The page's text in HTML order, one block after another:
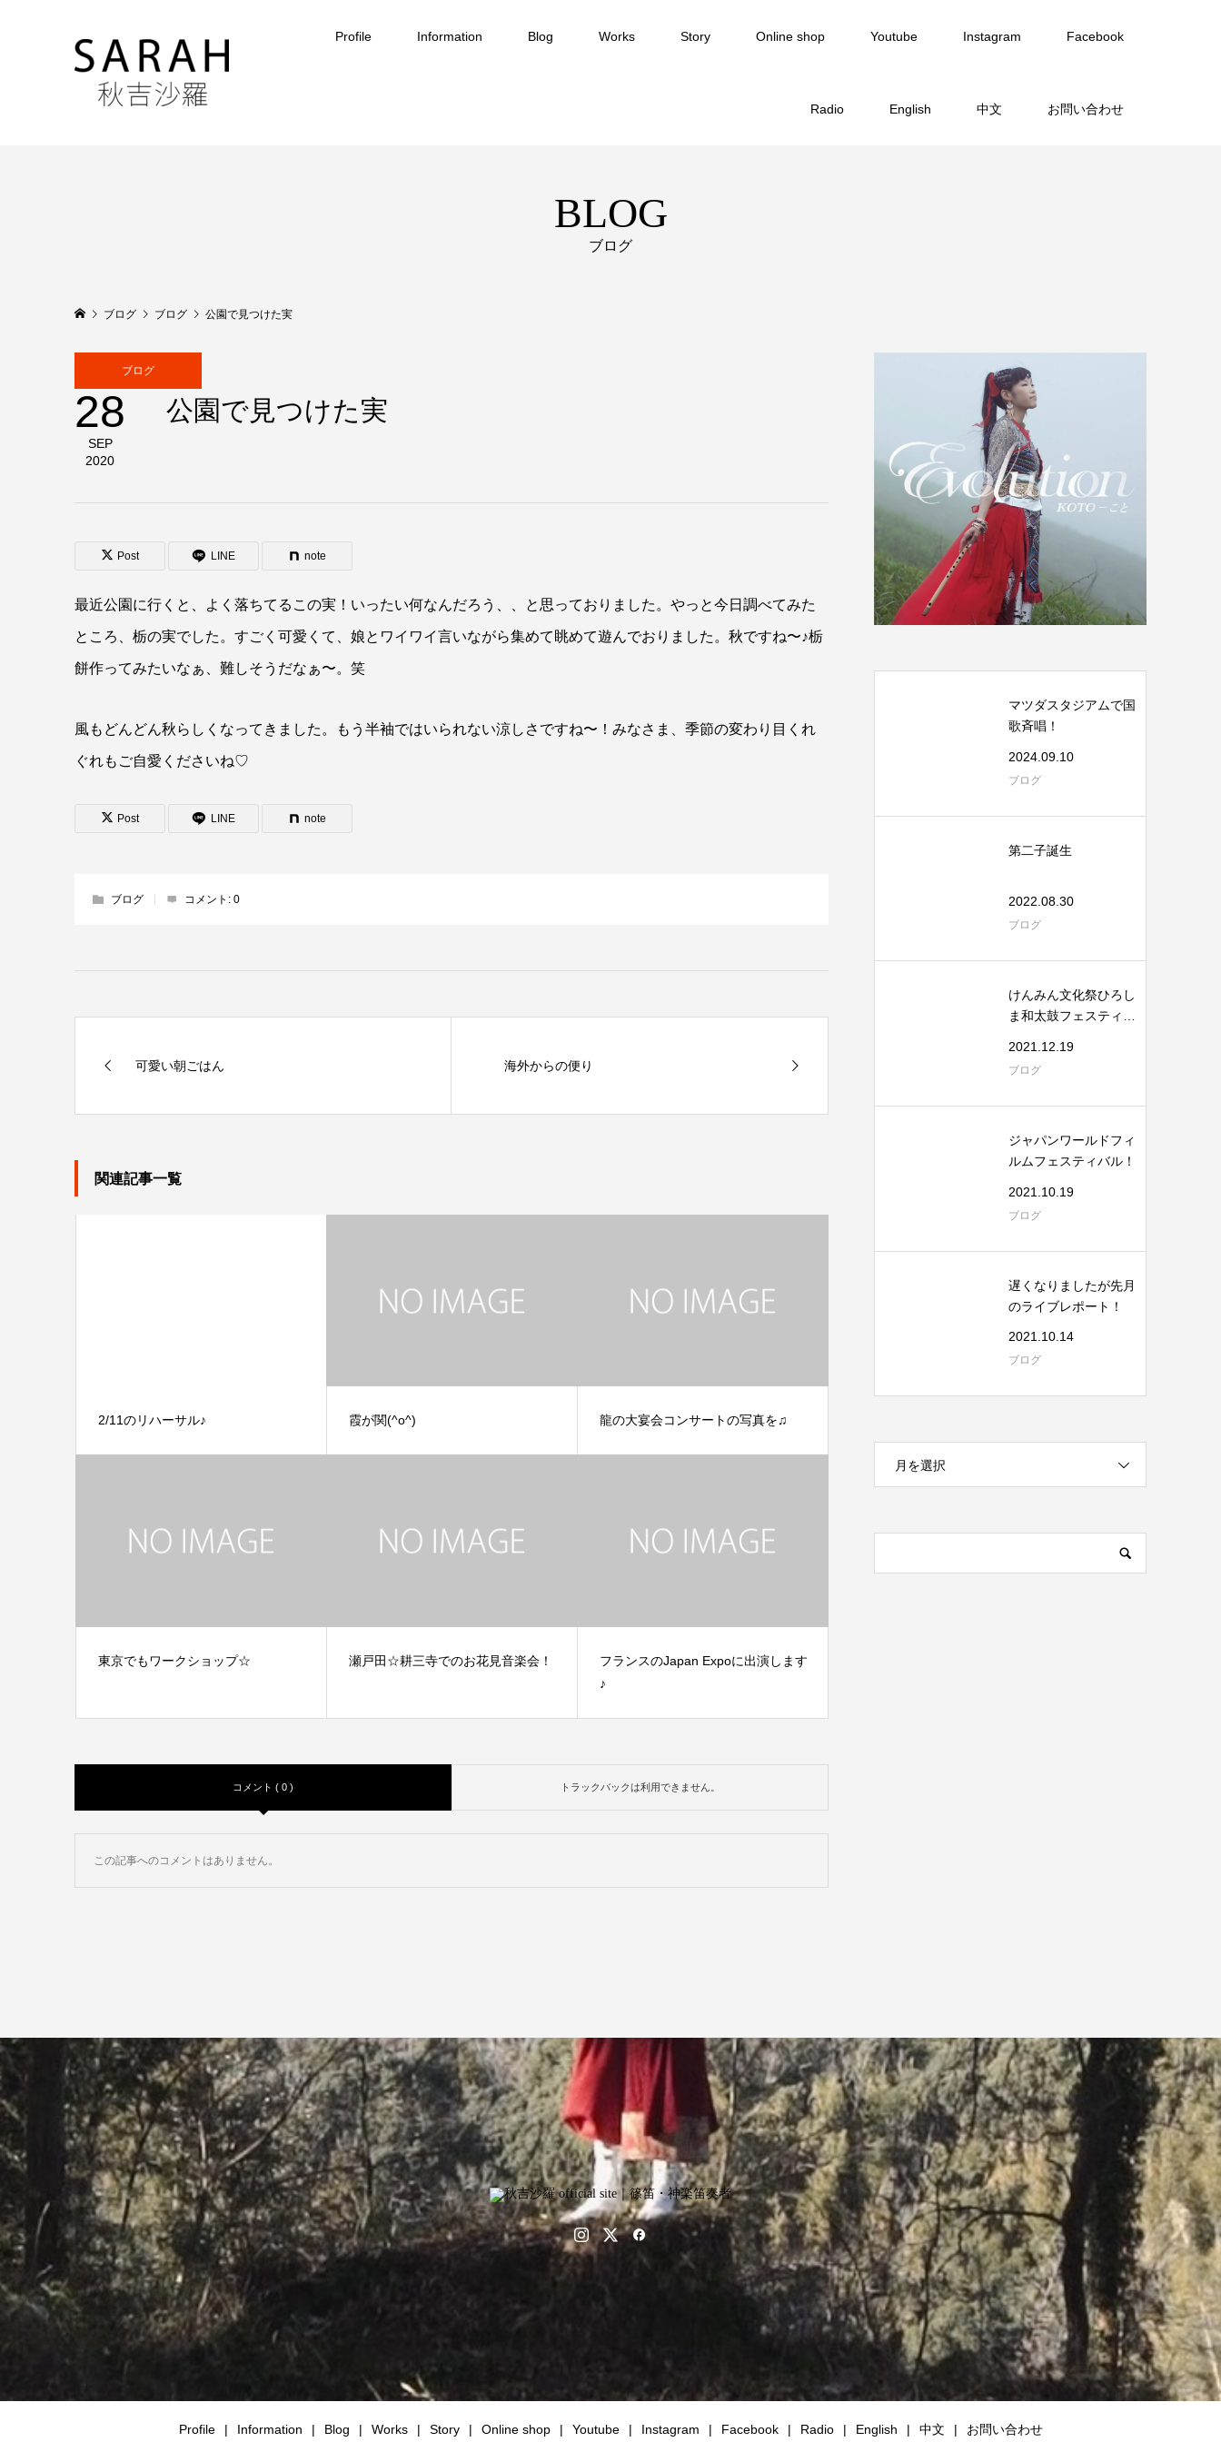
Profile Information Blog Works Story Online shop Youtube Instagram Facebook
Radio English 中文 お問い合わせ
BLOG
ブログ
ブログ ブログ 公園で見つけた実
ブログ
28
SEP
2020
公園で見つけた実
Post LINE note
最近公園に行くと、よく落ちてるこの実！いったい何なんだろう、、と思っておりました。やっと今日調べてみた
ところ、栃の実でした。すごく可愛くて、娘とワイワイ言いながら集めて眺めて遊んでおりました。秋ですね〜♪栃
餅作ってみたいなぁ、難しそうだなぁ〜。笑
風もどんどん秋らしくなってきました。もう半袖ではいられない涼しさですね〜！みなさま、季節の変わり目くれ
ぐれもご自愛くださいね♡
Post LINE note
ブログ コメント: 0
可愛い朝ごはん 海外からの便り
関連記事一覧
2/11のリハーサル♪ 霞が関(^o^) 龍の大宴会コンサートの写真を♫
東京でもワークショップ☆ 瀬戸田☆耕三寺でのお花見音楽会！
フランスのJapan Expoに出演します
♪
コメント ( 0 ) トラックバックは利用できません。
この記事へのコメントはありません。
マツダスタジアムで国
歌斉唱！
2024.09.10
ブログ
第二子誕生
2022.08.30
ブログ
けんみん文化祭ひろし
ま和太鼓フェスティバ
2021.12.19
ブログ
ジャパンワールドフィ
ルムフェスティバル！
2021.10.19
ブログ
遅くなりましたが先月
のライブレポート！
2021.10.14
ブログ
月を選択
Profile Information Blog Works Story Online shop Youtube Instagram Facebook Radio English 中文 お問い合わせ